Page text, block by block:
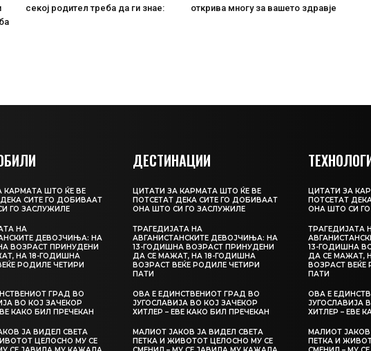
секој родител треба да ги знае:
открива многу за вашето здравје
КАРМАТА ШТО ЌЕ ВЕ
СИТЕ ГО ДОБИВААТ
ГО ЗАСЛУЖИЛЕ
НА
ДЕВОЈЧИЊА: НА
ВОЗРАСТ ПРИНУДЕНИ
НА 18-ГОДИШНА
РОДИЛЕ ЧЕТИРИ
ГРАД ВО
ВО КОЈ ЗАЧЕКОР
КАКО БИЛ ПРЕЧЕКАН
ЈА ВИДЕЛ СВЕТА
ЦЕЛОСНО МУ СЕ
ДЕСТИНАЦИИ
ЦИТАТИ ЗА КАРМАТА ШТО ЌЕ ВЕ
ПОТСЕТАТ ДЕКА СИТЕ ГО ДОБИВААТ
ОНА ШТО СИ ГО ЗАСЛУЖИЛЕ
ТРАГЕДИЈАТА НА
АВГАНИСТАНСКИТЕ ДЕВОЈЧИЊА: НА
13-ГОДИШНА ВОЗРАСТ ПРИНУДЕНИ
ДА СЕ МАЖАТ, НА 18-ГОДИШНА
ВОЗРАСТ ВЕЌЕ РОДИЛЕ ЧЕТИРИ
ПАТИ
ОВА Е ЕДИНСТВЕНИОТ ГРАД ВО
ЈУГОСЛАВИЈА ВО КОЈ ЗАЧЕКОР
ХИТЛЕР – ЕВЕ КАКО БИЛ ПРЕЧЕКАН
МАЛИОТ ЈАКОВ ЈА ВИДЕЛ СВЕТА
ПЕТКА И ЖИВОТОТ ЦЕЛОСНО МУ СЕ
ЦИТАТИ ЗА
ПОТСЕТАТ
ОНА ШТО СИ
ТРАГЕДИЈАТА
13-ГОДИШНА
ДА СЕ МАЖАТ,
ВОЗРАСТ ВЕЌЕ
ПАТИ
ОВА Е
ЈУГОСЛАВИЈА
ХИТЛЕР – ЕВЕ
МАЛИОТ ЈАКОВ
ПЕТКА И